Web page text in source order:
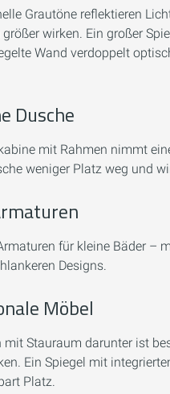
Grautöne reflektieren
wirken. Ein großer
Wand verdoppelt
Dusche
mit Rahmen nimmt
weniger Platz weg und
für kleine Bäder –
Designs.
Möbel
mit Stauraum darunter ist
Ein Spiegel mit
Platz.